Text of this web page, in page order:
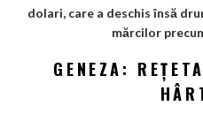
dolari, care a deschis însă
mărcilor
GENEZA: